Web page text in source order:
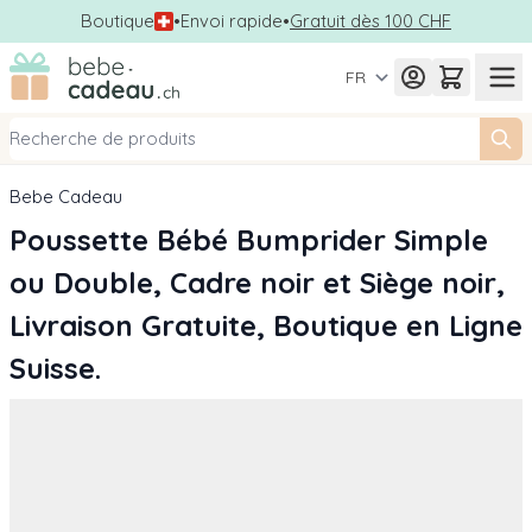
Boutique •Envoi rapide•Gratuit dès 100 CHF
Allez au contenu
FR
Bebe Cadeau
Poussette Bébé Bumprider Simple
ou Double, Cadre noir et Siège noir,
Livraison Gratuite, Boutique en Ligne
Suisse.